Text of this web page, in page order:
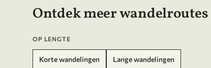
Ontdek meer wandelroutes
OP LENGTE
Korte wandelingen Lange wandelingen